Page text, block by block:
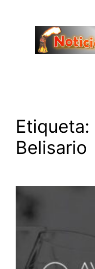
contenido
Etiqueta:
Belisario